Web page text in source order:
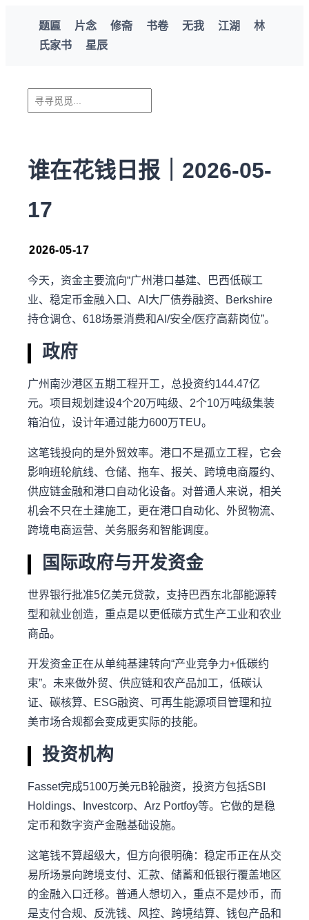
题匾 片念 修斋 书卷 无我 江湖
林
氏家书
星辰
谁在花钱日报｜2026-05-
17
2026-05-17
今天，资金主要流向“广州港口基建、巴西低碳工
业、稳定币金融入口、AI大厂债券融资、Berkshire
持仓调仓、618场景消费和AI/安全/医疗高薪岗位”。
政府
广州南沙港区五期工程开工，总投资约144.47亿
元。项目规划建设4个20万吨级、2个10万吨级集装
箱泊位，设计年通过能力600万TEU。
这笔钱投向的是外贸效率。港口不是孤立工程，它会
影响班轮航线、仓储、拖车、报关、跨境电商履约、
供应链金融和港口自动化设备。对普通人来说，相关
机会不只在土建施工，更在港口自动化、外贸物流、
跨境电商运营、关务服务和智能调度。
国际政府与开发资金
世界银行批准5亿美元贷款，支持巴西东北部能源转
型和就业创造，重点是以更低碳方式生产工业和农业
商品。
开发资金正在从单纯基建转向“产业竞争力+低碳约
束”。未来做外贸、供应链和农产品加工，低碳认
证、碳核算、ESG融资、可再生能源项目管理和拉
美市场合规都会变成更实际的技能。
投资机构
Fasset完成5100万美元B轮融资，投资方包括SBI
Holdings、Investcorp、Arz Portfoy等。它做的是稳
定币和数字资产金融基础设施。
这笔钱不算超级大，但方向很明确：稳定币正在从交
易所场景向跨境支付、汇款、储蓄和低银行覆盖地区
的金融入口迁移。普通人想切入，重点不是炒币，而
是支付合规、反洗钱、风控、跨境结算、钱包产品和